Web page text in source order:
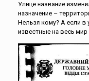
Улице название
назначение –
Нельзя кому? А если
известные на весь